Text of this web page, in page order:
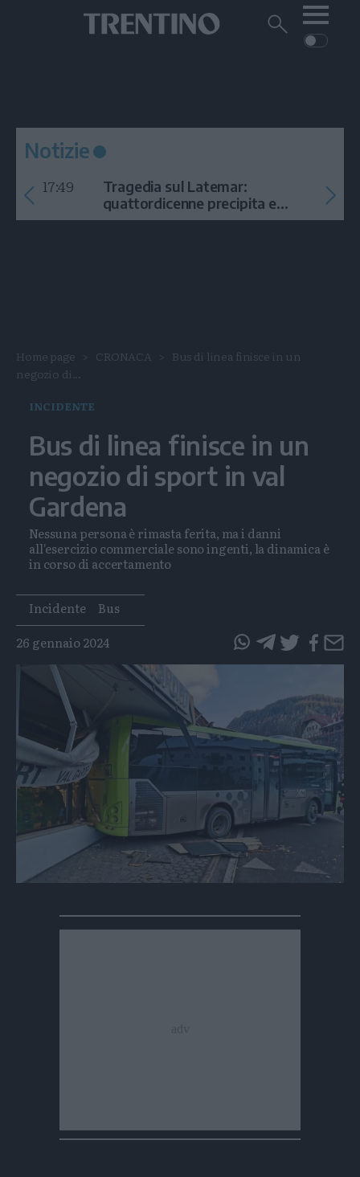
Cerca
CRONACA
GARDA
CULTURA
VIDEO
Notizie
17:49
Tragedia sul Latemar:
quattordicenne precipita e
muore
Home page CRONACA
Bus di linea finisce in un
negozio di...
INCIDENTE
Bus di linea finisce in un
negozio di sport in val
Gardena
Nessuna persona è rimasta ferita, ma i danni
all'esercizio commerciale sono ingenti, la dinamica è
in corso di accertamento
Tags
Incidente
Bus
26 gennaio 2024
questo
Whatsapp
questo
Telegram